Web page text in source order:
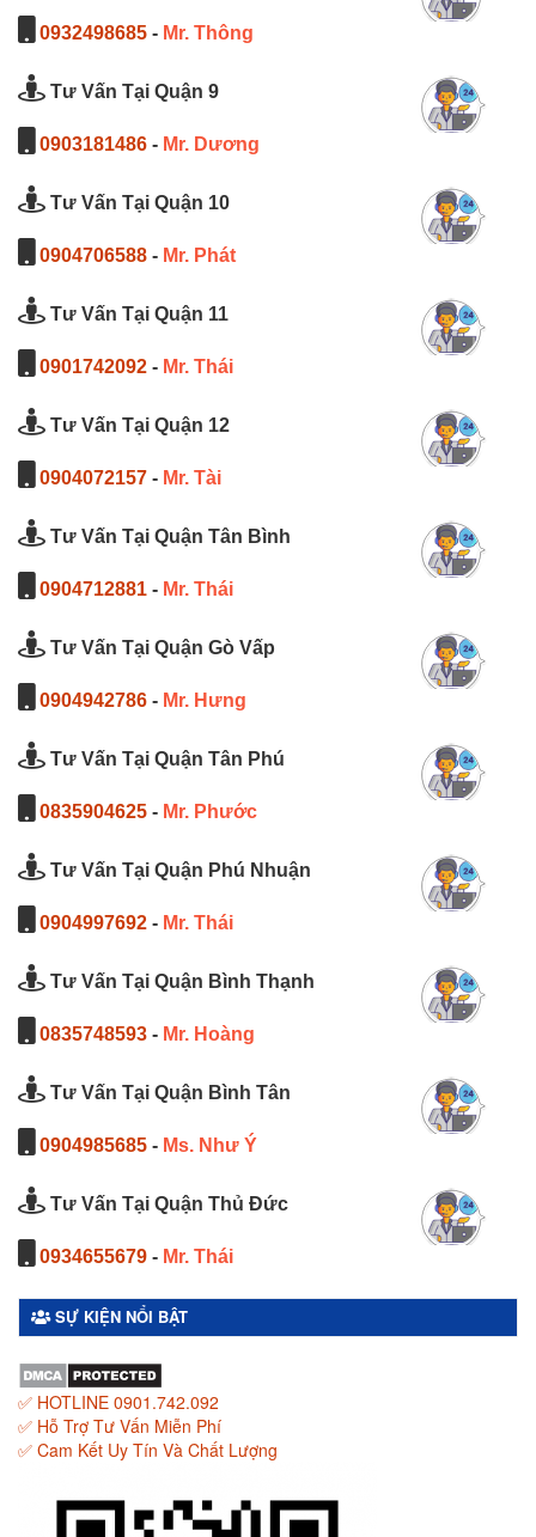
0932498685 - Mr. Thông
Tư Vấn Tại Quận 9
0903181486 - Mr. Dương
Tư Vấn Tại Quận 10
0904706588 - Mr. Phát
Tư Vấn Tại Quận 11
0901742092 - Mr. Thái
Tư Vấn Tại Quận 12
0904072157 - Mr. Tài
Tư Vấn Tại Quận Tân Bình
0904712881 - Mr. Thái
Tư Vấn Tại Quận Gò Vấp
0904942786 - Mr. Hưng
Tư Vấn Tại Quận Tân Phú
0835904625 - Mr. Phước
Tư Vấn Tại Quận Phú Nhuận
0904997692 - Mr. Thái
Tư Vấn Tại Quận Bình Thạnh
0835748593 - Mr. Hoàng
Tư Vấn Tại Quận Bình Tân
0904985685 - Ms. Như Ý
Tư Vấn Tại Quận Thủ Đức
0934655679 - Mr. Thái
SỰ KIỆN NỔI BẬT
✅ HOTLINE 0901.742.092
✅ Hỗ Trợ Tư Vấn Miễn Phí
✅ Cam Kết Uy Tín Và Chất Lượng